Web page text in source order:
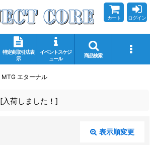
カート ログイン
特定商取引法表
示
イベントスケジ
ュール
商品検索
MTG エターナル
[入荷しました！ ]
表示順変更